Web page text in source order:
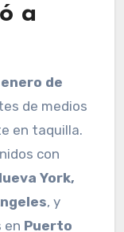
a
de
de medios
en taquilla.
con
York,
, y
en Puerto